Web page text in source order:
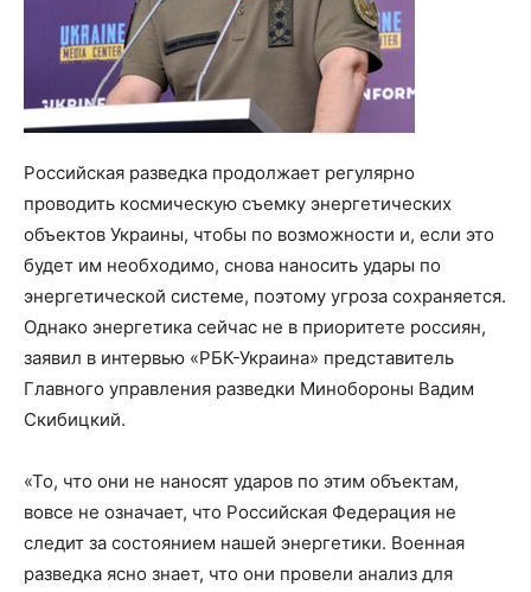
Российская разведка продолжает регулярно
проводить космическую съемку энергетических
объектов Украины, чтобы по возможности и, если это
будет им необходимо, снова наносить удары по
энергетической системе, поэтому угроза сохраняется.
Однако энергетика сейчас не в приоритете россиян,
заявил в интервью «РБК-Украина» представитель
Главного управления разведки Минобороны Вадим
Скибицкий.
«То, что они не наносят ударов по этим объектам,
вовсе не означает, что Российская Федерация не
следит за состоянием нашей энергетики. Военная
разведка ясно знает, что они провели анализ для